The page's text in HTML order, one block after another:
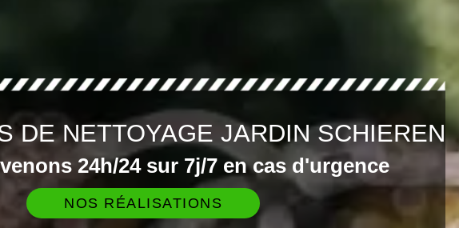
DE NETTOYAGE JARDIN SCHIEREN
24h/24 sur 7j/7 en cas d'urgence
NOS RÉALISATIONS